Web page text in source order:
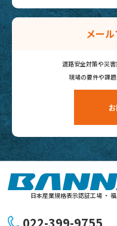
メー
道路安全対策や災害
現場の要件や課
日本産業規格表示認証工場 ・